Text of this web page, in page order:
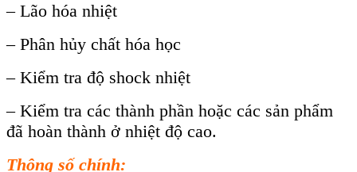
– Lão hóa nhiệt
– Phân hủy chất hóa học
– Kiểm tra độ shock nhiệt
– Kiểm tra các thành phần hoặc các sản phẩm
đã hoàn thành ở nhiệt độ cao.
Thông số chính: